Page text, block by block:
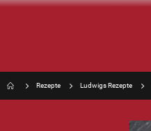
Rezepte Ludwigs Rezepte